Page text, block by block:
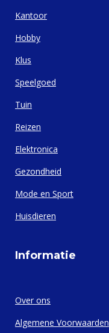
Kantoor
Hobby
Klus
Speelgoed
Tuin
Reizen
Elektronica
Gezondheid
Mode en Sport
Huisdieren
Informatie
Over ons
Algemene Voorwaarden